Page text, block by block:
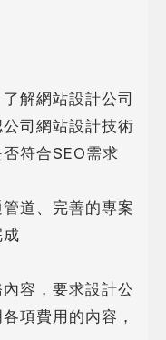
解網站設計公司
司網站設計技術
符合SEO需求
道、完善的專案
容，要求設計公
項費用的內容，